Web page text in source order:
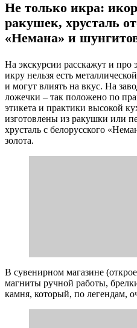
Не только икра:
ракушек, хрусталь
«Немана» и
На экскурсии расскажут и про
икру нельзя есть
и могут влиять на вкус. На
ложечки – так положено по
этикета и практики высокой
изготовлены из ракушки или
хрусталь с белорусского
золота.
В сувенирном магазине
магниты ручной работы,
камня, который, по легендам,